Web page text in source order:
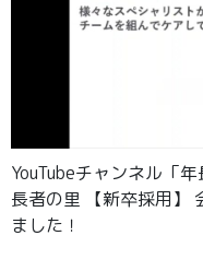
YouTubeチャンネル「
長者の里 【新卒採用】
ました！